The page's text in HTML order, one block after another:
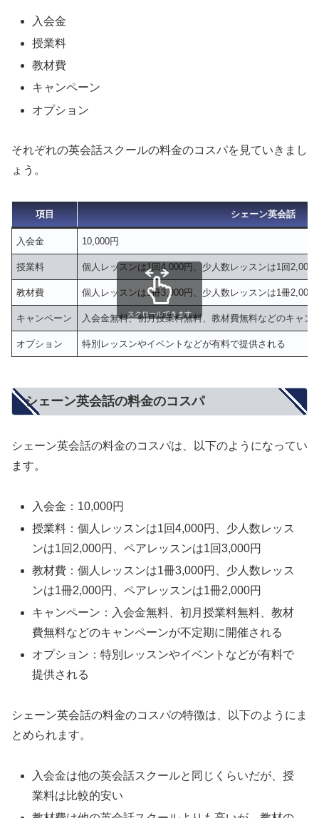
入会金
授業料
教材費
キャンペーン
オプション
それぞれの英会話スクールの料金のコスパを見ていきまし
ょう。
項目 シェーン英会話
入会金 10,000円
授業料 個人レッスンは1回4,000円、少人数レッスンは1回2,000
教材費 個人レッスンは1冊3,000円、少人数レッスンは1冊2,000
キャンペーン 入会金無料、初月授業料無料、教材費無料などのキャン
オプション 特別レッスンやイベントなどが有料で提供される
スクロールできます
シェーン英会話の料金のコスパ
シェーン英会話の料金のコスパは、以下のようになってい
ます。
入会金：10,000円
授業料：個人レッスンは1回4,000円、少人数レッス
ンは1回2,000円、ペアレッスンは1回3,000円
教材費：個人レッスンは1冊3,000円、少人数レッス
ンは1冊2,000円、ペアレッスンは1冊2,000円
キャンペーン：入会金無料、初月授業料無料、教材
費無料などのキャンペーンが不定期に開催される
オプション：特別レッスンやイベントなどが有料で
提供される
シェーン英会話の料金のコスパの特徴は、以下のようにま
とめられます。
入会金は他の英会話スクールと同じくらいだが、授
業料は比較的安い